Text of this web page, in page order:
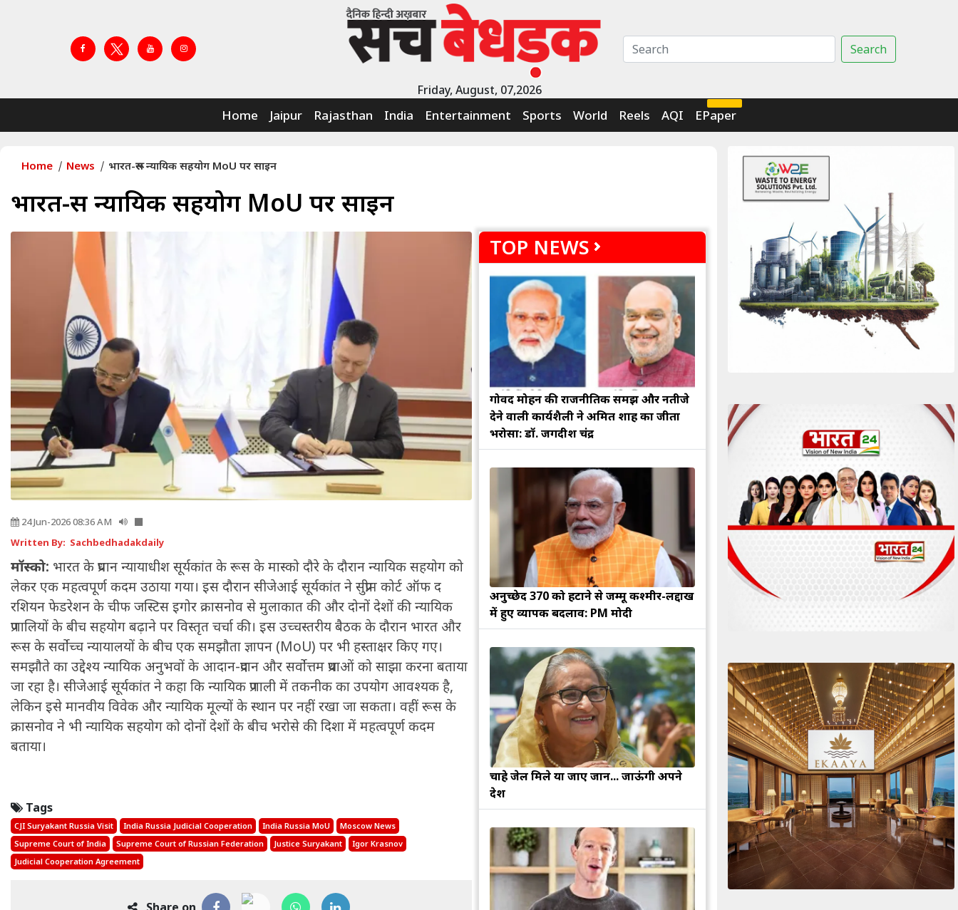
Friday, August, 07,2026
Search
Home Jaipur Rajasthan India Entertainment Sports World Reels AQI EPaper
Home News भारत-रूस न्यायिक सहयोग MoU पर साइन
भारत-रूस न्यायिक सहयोग MoU पर साइन
24 Jun-2026 08:36 AM
Written By: Sachbedhadakdaily
मॉस्को: भारत के प्रधान न्यायाधीश सूर्यकांत के रूस के मास्को दौरे के दौरान न्यायिक सहयोग को
लेकर एक महत्वपूर्ण कदम उठाया गया। इस दौरान सीजेआई सूर्यकांत ने सुप्रीम कोर्ट ऑफ द
रशियन फेडरेशन के चीफ जस्टिस इगोर क्रासनोव से मुलाकात की और दोनों देशों की न्यायिक
प्रणालियों के बीच सहयोग बढ़ाने पर विस्तृत चर्चा की। इस उच्चस्तरीय बैठक के दौरान भारत और
रूस के सर्वोच्च न्यायालयों के बीच एक समझौता ज्ञापन (MoU) पर भी हस्ताक्षर किए गए।
समझौते का उद्देश्य न्यायिक अनुभवों के आदान-प्रदान और सर्वोत्तम प्रथाओं को साझा करना बताया
जा रहा है। सीजेआई सूर्यकांत ने कहा कि न्यायिक प्रणाली में तकनीक का उपयोग आवश्यक है,
लेकिन इसे मानवीय विवेक और न्यायिक मूल्यों के स्थान पर नहीं रखा जा सकता। वहीं रूस के
क्रासनोव ने भी न्यायिक सहयोग को दोनों देशों के बीच भरोसे की दिशा में महत्वपूर्ण कदम
बताया।
Tags
CJI Suryakant Russia Visit India Russia Judicial Cooperation India Russia MoU
Moscow News
Supreme Court of India
Supreme Court of Russian Federation Justice Suryakant
Igor Krasnov
Judicial Cooperation Agreement
TOP NEWS
गोविंद मोहन की राजनीतिक समझ और नतीजे
देने वाली कार्यशैली ने अमित शाह का जीता
भरोसा: डॉ. जगदीश चंद्र
अनुच्छेद 370 को हटाने से जम्मू कश्मीर-लद्दाख
में हुए व्यापक बदलाव: PM मोदी
चाहे जेल मिले या जाए जान... जाऊंगी अपने
देश